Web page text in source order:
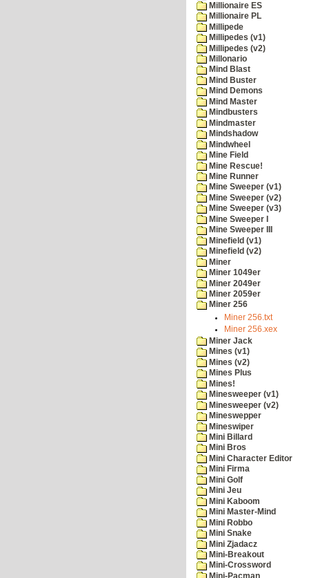
Millionaire ES
Millionaire PL
Millipede
Millipedes (v1)
Millipedes (v2)
Millonario
Mind Blast
Mind Buster
Mind Demons
Mind Master
Mindbusters
Mindmaster
Mindshadow
Mindwheel
Mine Field
Mine Rescue!
Mine Runner
Mine Sweeper (v1)
Mine Sweeper (v2)
Mine Sweeper (v3)
Mine Sweeper I
Mine Sweeper III
Minefield (v1)
Minefield (v2)
Miner
Miner 1049er
Miner 2049er
Miner 2059er
Miner 256
Miner 256.txt
Miner 256.xex
Miner Jack
Mines (v1)
Mines (v2)
Mines Plus
Mines!
Minesweeper (v1)
Minesweeper (v2)
Mineswepper
Mineswiper
Mini Billard
Mini Bros
Mini Character Editor
Mini Firma
Mini Golf
Mini Jeu
Mini Kaboom
Mini Master-Mind
Mini Robbo
Mini Snake
Mini Zjadacz
Mini-Breakout
Mini-Crossword
Mini-Pacman